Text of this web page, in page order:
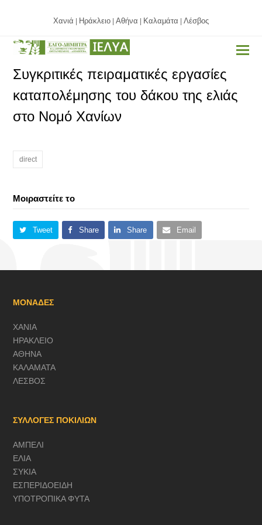
Χανιά Ηράκλειο Αθήνα Καλαμάτα Λέσβος
Συγκριτικές πειραματικές εργασίες
καταπολέμησης του δάκου της ελιάς
στο Νομό Χανίων
direct
Μοιραστείτε το
Tweet Share Share Email
ΜΟΝΑΔΕΣ
ΧΑΝΙΑ
ΗΡΑΚΛΕΙΟ
ΑΘΗΝΑ
ΚΑΛΑΜΑΤΑ
ΛΕΣΒΟΣ
ΣΥΛΛΟΓΕΣ ΠΟΚΙΛΙΩΝ
ΑΜΠΕΛΙ
ΕΛΙΑ
ΣΥΚΙΑ
ΕΣΠΕΡΙΔΟΕΙΔΗ
ΥΠΟΤΡΟΠΙΚΑ ΦΥΤΑ